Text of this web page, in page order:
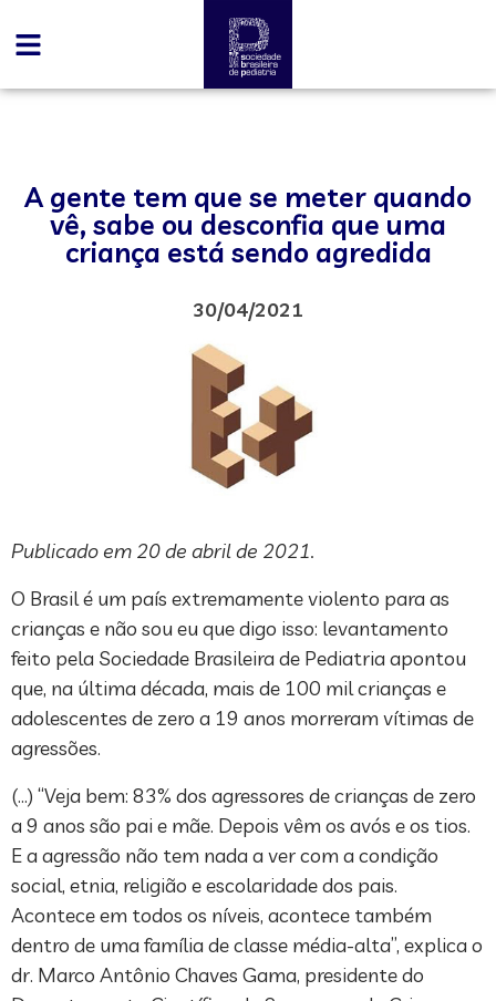
A gente tem que se meter quando
vê, sabe ou desconfia que uma
criança está sendo agredida
30/04/2021
Publicado em 20 de abril de 2021.
O Brasil é um país extremamente violento para as
crianças e não sou eu que digo isso: levantamento
feito pela Sociedade Brasileira de Pediatria apontou
que, na última década, mais de 100 mil crianças e
adolescentes de zero a 19 anos morreram vítimas de
agressões.
(…) “Veja bem: 83% dos agressores de crianças de zero
a 9 anos são pai e mãe. Depois vêm os avós e os tios.
E a agressão não tem nada a ver com a condição
social, etnia, religião e escolaridade dos pais.
Acontece em todos os níveis, acontece também
dentro de uma família de classe média-alta”, explica o
dr. Marco Antônio Chaves Gama, presidente do